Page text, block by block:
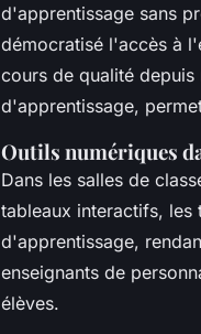
d'apprentissage sans
démocratisé l'accès à
cours de qualité
d'apprentissage,
Outils numériques
Dans les salles de
tableaux interactifs, les
d'apprentissage,
enseignants de
élèves.